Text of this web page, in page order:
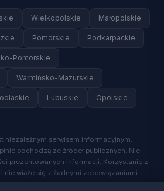
Wielkopolskie Małopolskie
Pomorskie Podkarpackie
Pomorskie
Warmińsko-Mazurskie
Lubuskie Opolskie
niezależnym serwisem informacyjnym.
pochodzą ze źródeł publicznych. Nie
prezentowanych informacji. Korzystanie z
i nie wiąże się z żadnymi zobowiązaniami.
wyrażasz zgodę na kontakt ze strony